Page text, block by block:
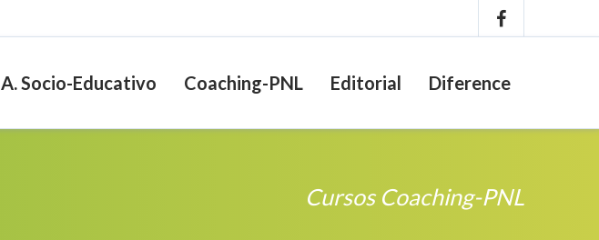
A. Socio-Educativo Coaching-PNL Editorial Diference
Cursos Coaching-PNL